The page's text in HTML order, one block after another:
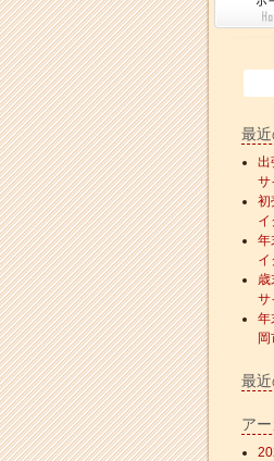
最
出
サ
初
イ
年
イ
歳
サ
年
最
ア